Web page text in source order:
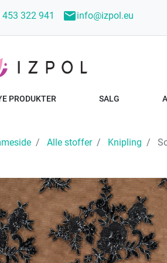
453 322 941 mailinfo@izpol.eu
PRODUKTER SALG
Alle stoffer Knipling